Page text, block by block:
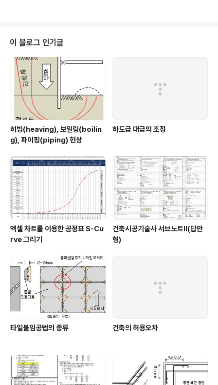
는 것이 적법한지 여부를 문의드립니다. 처리결과 평소 국토해양행정에 애정과
관심을 가져주신 점 깊이 감사드리며, 고객님께서 질의하신 내용에 대하여 아래
와 같이 회신합니다. 1. 건..
이 블로그 인기글
히빙(heaving), 보일링(boilin
g), 파이핑(piping) 현상
하도급 대금의 조정
엑셀 차트를 이용한 공정표 S-Cu
rve 그리기
건축시공기술사 서브노트Ⅱ(답안
형)
타일붙임공법의 종류 건축의 허용오차